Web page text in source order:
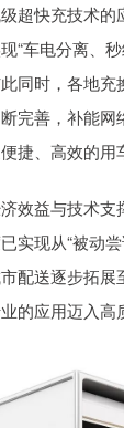
超快充技术的
“车电分离、
同时，各地
完善，补能
捷、高效的用
效益与技术
实现从“被动
配送逐步拓
的应用迈入高